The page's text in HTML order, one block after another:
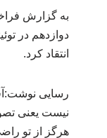
به گزارش
دوازدهم در
انتقاد کرد.
رسایی
نیست یعنی
هرگز از تو